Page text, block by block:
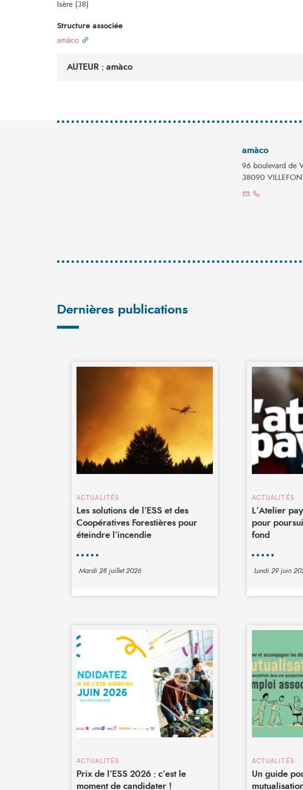
Isère (38)
Structure associée
amàco
AUTEUR : amàco
amàco
96 boulevard de
38090
Dernières publications
ACTUALITÉS
Les solutions de l’ESS et des
Coopératives Forestières pour
éteindre l’incendie
Mardi 28 juillet 2026
ACTUALITÉS
L’Atelier
pour
fond
Lundi 29 juin
ACTUALITÉS
Prix de l’ESS 2026 : c’est le
moment de candidater !
ACTUALITÉS
Un guide